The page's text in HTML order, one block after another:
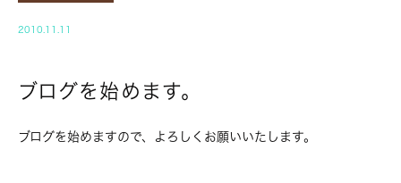
2010.11.11
ブログを始めます。
ブログを始めますので、よろしくお願いいたします。